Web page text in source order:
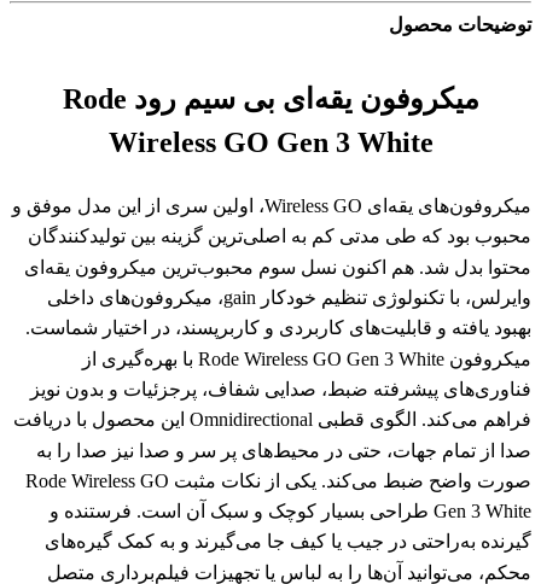
توضیحات محصول
میکروفون یقه‌ای بی سیم رود Rode
Wireless GO Gen 3 White
میکروفون‌های یقه‌ای Wireless GO، اولین سری از این مدل موفق و
محبوب بود که طی مدتی کم به اصلی‌ترین گزینه بین تولیدکنندگان
محتوا بدل شد. هم اکنون نسل سوم محبوب‌ترین میکروفون یقه‌ای
وایرلس، با تکنولوژی تنظیم خودکار gain، میکروفون‌های داخلی
بهبود یافته و قابلیت‌های کاربردی و کاربرپسند، در اختیار شماست.
میکروفون Rode Wireless GO Gen 3 White با بهره‌گیری از
فناوری‌های پیشرفته ضبط، صدایی شفاف، پرجزئیات و بدون نویز
فراهم می‌کند. الگوی قطبی Omnidirectional این محصول با دریافت
صدا از تمام جهات، حتی در محیط‌های پر سر و صدا نیز صدا را به
صورت واضح ضبط می‌کند. یکی از نکات مثبت Rode Wireless GO
Gen 3 White طراحی بسیار کوچک و سبک آن است. فرستنده و
گیرنده به‌راحتی در جیب یا کیف جا می‌گیرند و به کمک گیره‌های
محکم، می‌توانید آن‌ها را به لباس یا تجهیزات فیلم‌برداری متصل